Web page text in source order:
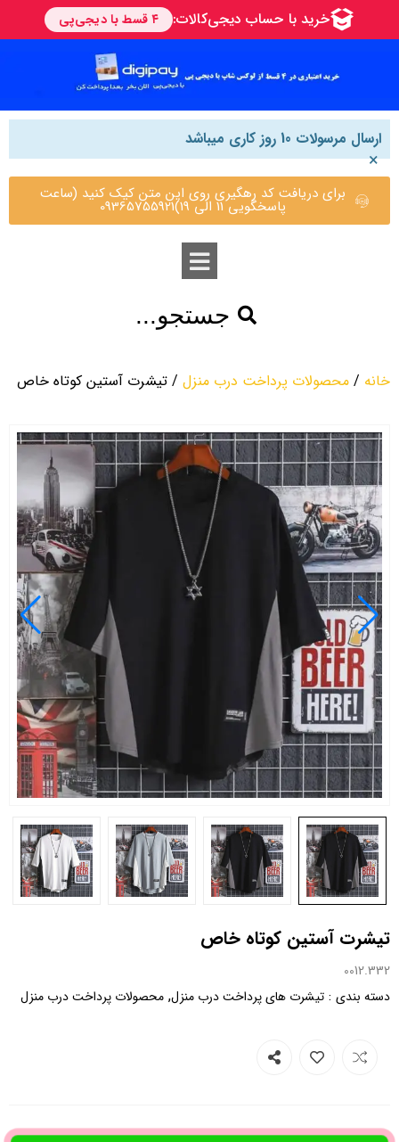
ارسال مرسولات 10 روز کاری میباشد
×
برای دریافت کد رهگیری روی این متن کیک کنید (ساعت
پاسخگویی 11 الی 19)09365755921
جستجو...
خانه / محصولات پرداخت درب منزل / تیشرت آستین کوتاه خاص
تیشرت آستین کوتاه خاص
0012.332
دسته بندی : تیشرت های پرداخت درب منزل, محصولات پرداخت درب منزل